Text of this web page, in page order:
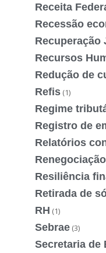
Receita
Recessão
Recuperação
Recursos
Redução de
Refis (1)
Regime
Registro de
Relatórios
Resiliência
Retirada de
RH (1)
Sebrae (3)
Secretaria de